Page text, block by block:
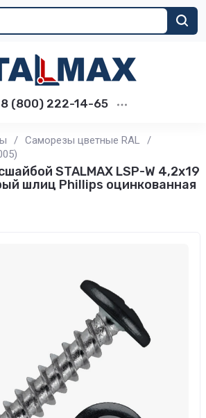
8 (800) 222-14-65
/ Саморезы цветные RAL
/
STALMAX LSP-W 4,2х19
шлиц Phillips оцинкованная